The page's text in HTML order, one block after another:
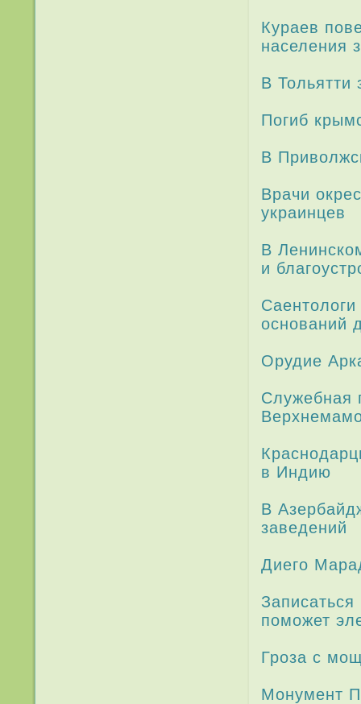
Кураев
населе­ния
В Тольятти
Погиб
В
Врачи
украинцев
В
и
оснований
Орудие
Служебная
в Индию
В
заведений
Диего
поможет
Гроза с
Монумент